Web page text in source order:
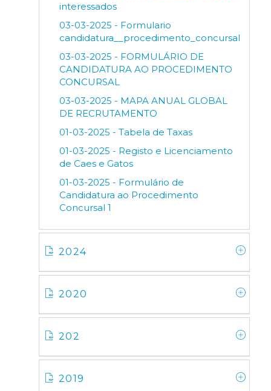
interessados
03-03-2025 - Formulario
candidatura__procedimento_concursal
03-03-2025 - FORMULÁRIO DE
CANDIDATURA AO PROCEDIMENTO
CONCURSAL
03-03-2025 - MAPA ANUAL GLOBAL
DE RECRUTAMENTO
01-03-2025 - Tabela de Taxas
01-03-2025 - Registo e Licenciamento
de Caes e Gatos
01-03-2025 - Formulário de
Candidatura ao Procedimento
Concursal 1
2024
2020
202
2019